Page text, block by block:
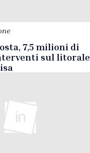
7,5 milioni di
sul litorale